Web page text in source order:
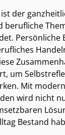
der
berufliche
Persönliche
um
Mit
wird nicht
Bestand